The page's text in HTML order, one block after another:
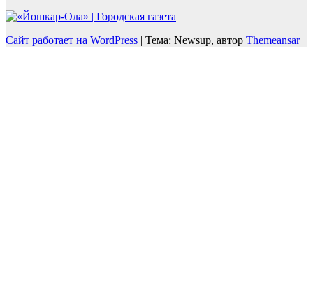
Сайт работает на WordPress | Тема: Newsup, автор Themeansar